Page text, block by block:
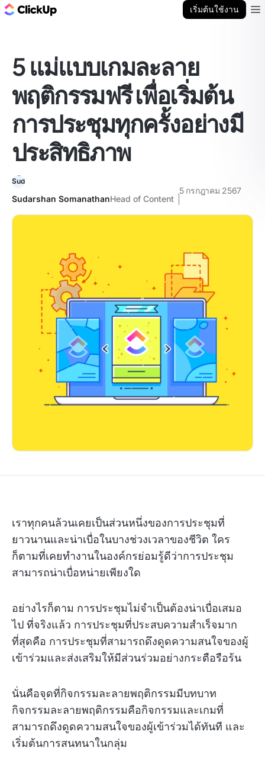
เริ่มต้นใช้งาน
5 แม่แบบเกมละลาย
พฤติกรรมฟรี เพื่อเริ่มต้น
การประชุมทุกครั้งอย่างมี
ประสิทธิภาพ
Sudarshan SomanathanHead of Content
5 กรกฎาคม 2567
เราทุกคนล้วนเคยเป็นส่วนหนึ่งของการประชุมที่
ยาวนานและน่าเบื่อในบางช่วงเวลาของชีวิต ใคร
ก็ตามที่เคยทำงานในองค์กรย่อมรู้ดีว่าการประชุม
สามารถน่าเบื่อหน่ายเพียงใด
อย่างไรก็ตาม การประชุมไม่จำเป็นต้องน่าเบื่อเสมอ
ไป ที่จริงแล้ว การประชุมที่ประสบความสำเร็จมาก
ที่สุดคือ การประชุมที่สามารถดึงดูดความสนใจของผู้
เข้าร่วมและส่งเสริมให้มีส่วนร่วมอย่างกระตือรือร้น
นั่นคือจุดที่กิจกรรมละลายพฤติกรรมมีบทบาท
กิจกรรมละลายพฤติกรรมคือกิจกรรมและเกมที่
สามารถดึงดูดความสนใจของผู้เข้าร่วมได้ทันที และ
เริ่มต้นการสนทนาในกลุ่ม